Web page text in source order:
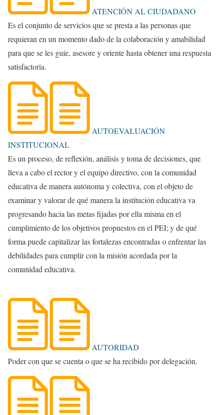
ATENCIÓN AL CIUDADANO
Es el conjunto de servicios que se presta a las personas que
requieran en un momento dado de la colaboración y amabilidad
para que se les guíe, asesore y oriente hasta obtener una respuesta
satisfactoria.
AUTOEVALUACIÓN
INSTITUCIONAL
Es un proceso, de reflexión, análisis y toma de decisiones, que
lleva a cabo el rector y el equipo directivo, con la comunidad
educativa de manera autónoma y colectiva, con el objeto de
examinar y valorar de qué manera la institución educativa va
progresando hacia las metas fijadas por ella misma en el
cumplimiento de los objetivos propuestos en el PEI; y de qué
forma puede capitalizar las fortalezas encontradas o enfrentar las
debilidades para cumplir con la misión acordada por la
comunidad educativa.
AUTORIDAD
Poder con que se cuenta o que se ha recibido por delegación.